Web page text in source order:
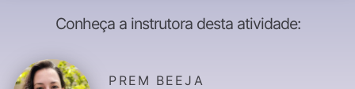
Conheça a instrutora desta atividade:
PREM BEEJA